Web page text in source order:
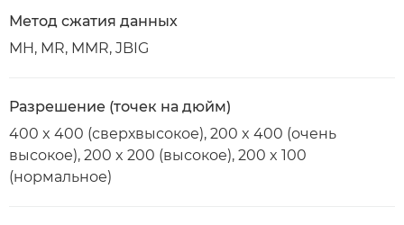
Метод сжатия данных
MH, MR, MMR, JBIG
Разрешение (точек на дюйм)
400 x 400 (сверхвысокое), 200 x 400 (очень
высокое), 200 x 200 (высокое), 200 x 100
(нормальное)